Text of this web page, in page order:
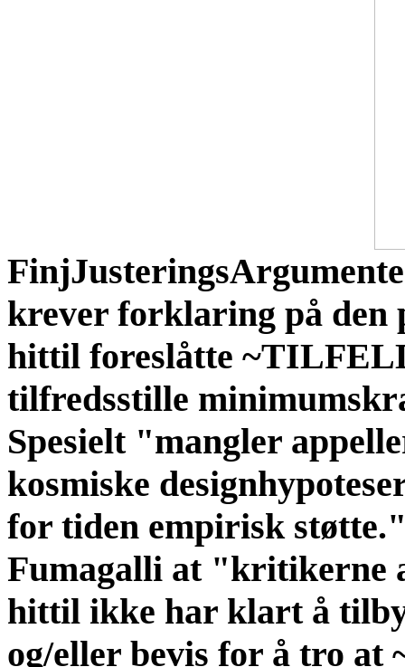
krever forklaring på den
hittil foreslåtte
tilfredsstille
Spesielt "mangler
kosmiske
for tiden empirisk
Fumagalli at "kritikerne
hittil ikke har klart å
og/eller bevis for å tro